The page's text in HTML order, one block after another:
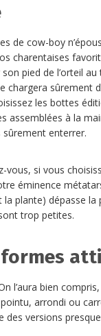
de cow-boy
charentaises
pied de l’orteil
chargera sûrement
les bottes
assemblées à la
sûrement enterrer.
vous, si vous
éminence
la plante) dépasse la
trop petites.
formes
l’aura bien
arrondi ou
versions